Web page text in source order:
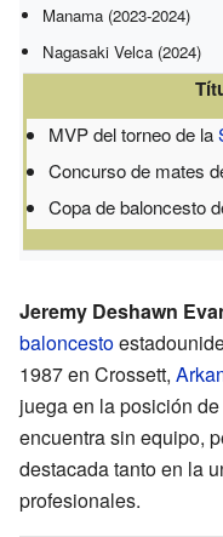
Manama (2023-2024)
Nagasaki Velca (2024)
MVP del torneo de la
Concurso de mates
Copa de baloncesto
Jeremy Deshawn
baloncesto
1987 en Crossett,
juega en la posición
encuentra sin equipo,
destacada tanto en la
profesionales.